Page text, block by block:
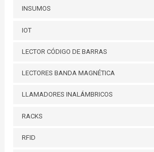
INSUMOS
IOT
LECTOR CÓDIGO DE BARRAS
LECTORES BANDA MAGNÉTICA
LLAMADORES INALÁMBRICOS
RACKS
RFID